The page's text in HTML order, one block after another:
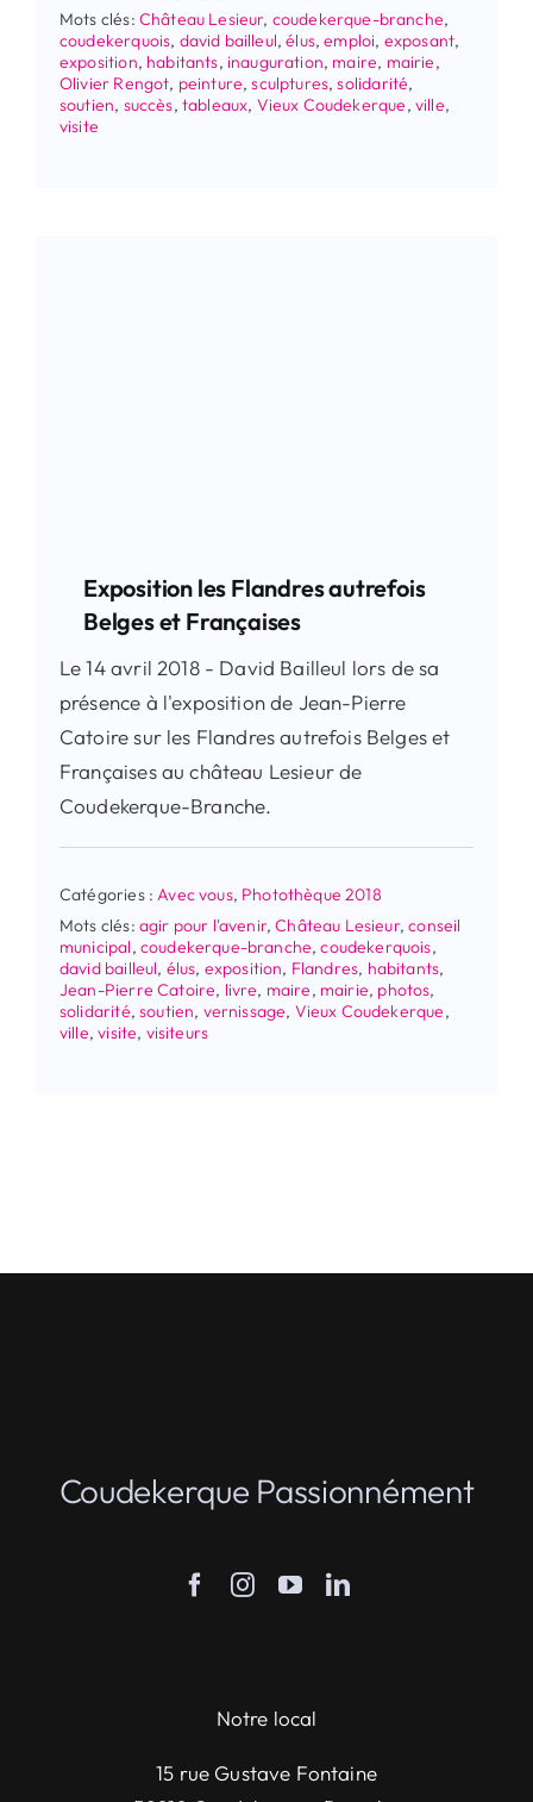
Mots clés: Château Lesieur, coudekerque-branche,
coudekerquois, david bailleul,élus,emploi, exposant,
exposition, habitants, inauguration, maire, mairie,
Olivier Rengot, peinture,sculptures,solidarité,
soutien, succès, tableaux, Vieux Coudekerque, ville,
visite
Exposition les Flandres autrefois
Belges et Françaises
Le 14 avril 2018 - David Bailleul lors de sa
présence à l'exposition de Jean-Pierre
Catoire sur les Flandres autrefois Belges et
Françaises au château Lesieur de
Coudekerque-Branche.
Catégories :Avec vous, Photothèque 2018
Mots clés: agir pour l'avenir,Château Lesieur,conseil
municipal, coudekerque-branche,coudekerquois,
david bailleul, élus, exposition, Flandres, habitants,
Jean-Pierre Catoire, livre, maire, mairie, photos,
solidarité,soutien, vernissage, Vieux Coudekerque,
ville,visite, visiteurs
Coudekerque Passionnément
Notre local
15 rue Gustave Fontaine